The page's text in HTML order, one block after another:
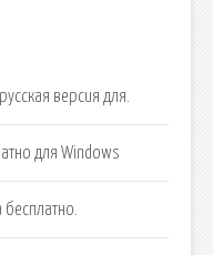
версия для.
для Windows